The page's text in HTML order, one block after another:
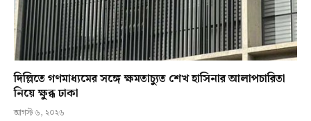
দিল্লিতে গণমাধ্যমের সঙ্গে ক্ষমতাচ্যুত শেখ হাসিনার আলাপচারিতা
নিয়ে ক্ষুব্ধ ঢাকা
আগস্ট ৬, ২০২৬